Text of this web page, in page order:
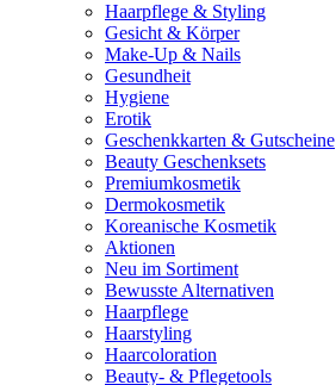
Haarpflege & Styling
Gesicht & Körper
Make-Up & Nails
Gesundheit
Hygiene
Erotik
Geschenkkarten & Gutscheine
Beauty Geschenksets
Premiumkosmetik
Dermokosmetik
Koreanische Kosmetik
Aktionen
Neu im Sortiment
Bewusste Alternativen
Haarpflege
Haarstyling
Haarcoloration
Beauty- & Pflegetools